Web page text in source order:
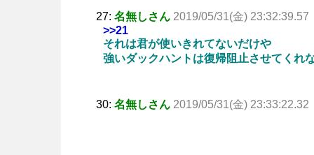
27: 名無しさん 2019/05/31(金) 23:32:39.57
>>21
それは君が使いきれてないだけや
強いダックハントは復帰阻止させてくれ
30: 名無しさん 2019/05/31(金) 23:33:22.32